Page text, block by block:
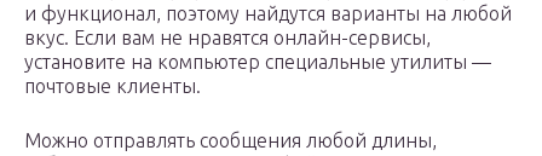
и функционал, поэтому найдутся варианты на любой
вкус. Если вам не нравятся онлайн-сервисы,
установите на компьютер специальные утилиты —
почтовые клиенты.
Можно отправлять сообщения любой длины,